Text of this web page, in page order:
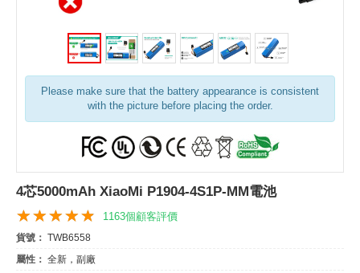
Please make sure that the battery appearance is consistent
with the picture before placing the order.
4芯5000mAh XiaoMi P1904-4S1P-MM電池
1163個顧客評價
貨號： TWB6558
屬性： 全新，副廠